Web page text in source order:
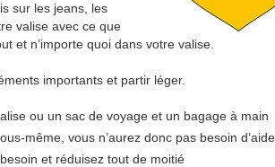
sur les jeans, les
valise avec ce que
et n’importe quoi dans votre valise.
importants et partir léger.
ou un sac de voyage et un bagage à main
même, vous n’aurez donc pas besoin d’aide
et réduisez tout de moitié